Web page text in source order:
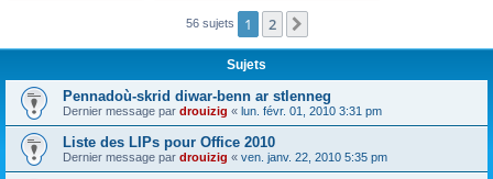
c
r
56 sujets 1 2
Sujets
Pennadoù-skrid diwar-benn ar stlenneg
Dernier message par drouizig « lun. févr. 01, 2010 3:31 pm
Liste des LIPs pour Office 2010
Dernier message par drouizig « ven. janv. 22, 2010 5:35 pm